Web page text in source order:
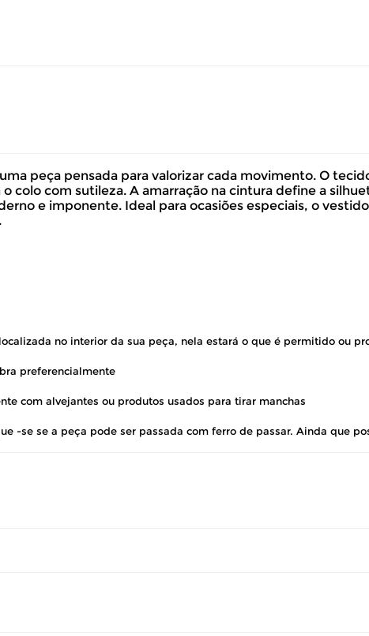
peça pensada para valorizar cada movimento. O
colo com sutileza. A amarração na cintura define a
e imponente. Ideal para ocasiões especiais, o
no interior da sua peça, nela estará o que é permitido ou
preferencialmente
com alvejantes ou produtos usados para tirar manchas
-se se a peça pode ser passada com ferro de passar. Ainda que